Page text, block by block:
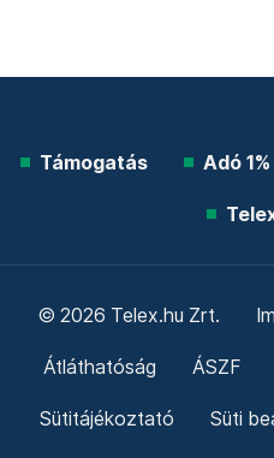
Támogatás Adó
© 2026 Telex.hu Zrt.
Átláthatóság ÁSZF
Sütitájékoztató Süti